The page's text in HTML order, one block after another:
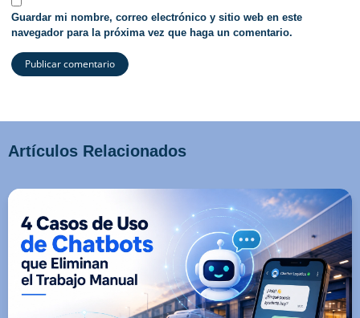
Guardar mi nombre, correo electrónico y sitio web en este
navegador para la próxima vez que haga un comentario.
Artículos Relacionados